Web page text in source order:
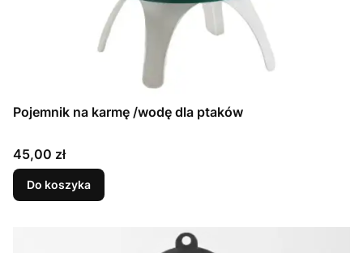
Pojemnik na karmę /wodę dla ptaków
Cena
45,00 zł
Do koszyka